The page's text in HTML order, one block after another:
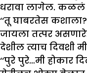
धरावा लागेल. कळलं
‘‘तू घाबरतेस
जायला तत्पर
देशील त्याच दिवशी
‘‘पुरे पुरे…मी होकार